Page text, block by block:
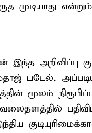
முடியாது
இந்த அறிவிப்பு
படேல்,
மூலம்